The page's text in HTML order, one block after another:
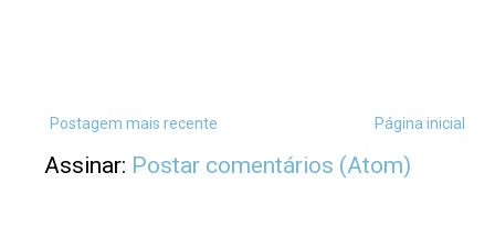
Postagem mais recente Página inicial
Assinar: Postar comentários (Atom)